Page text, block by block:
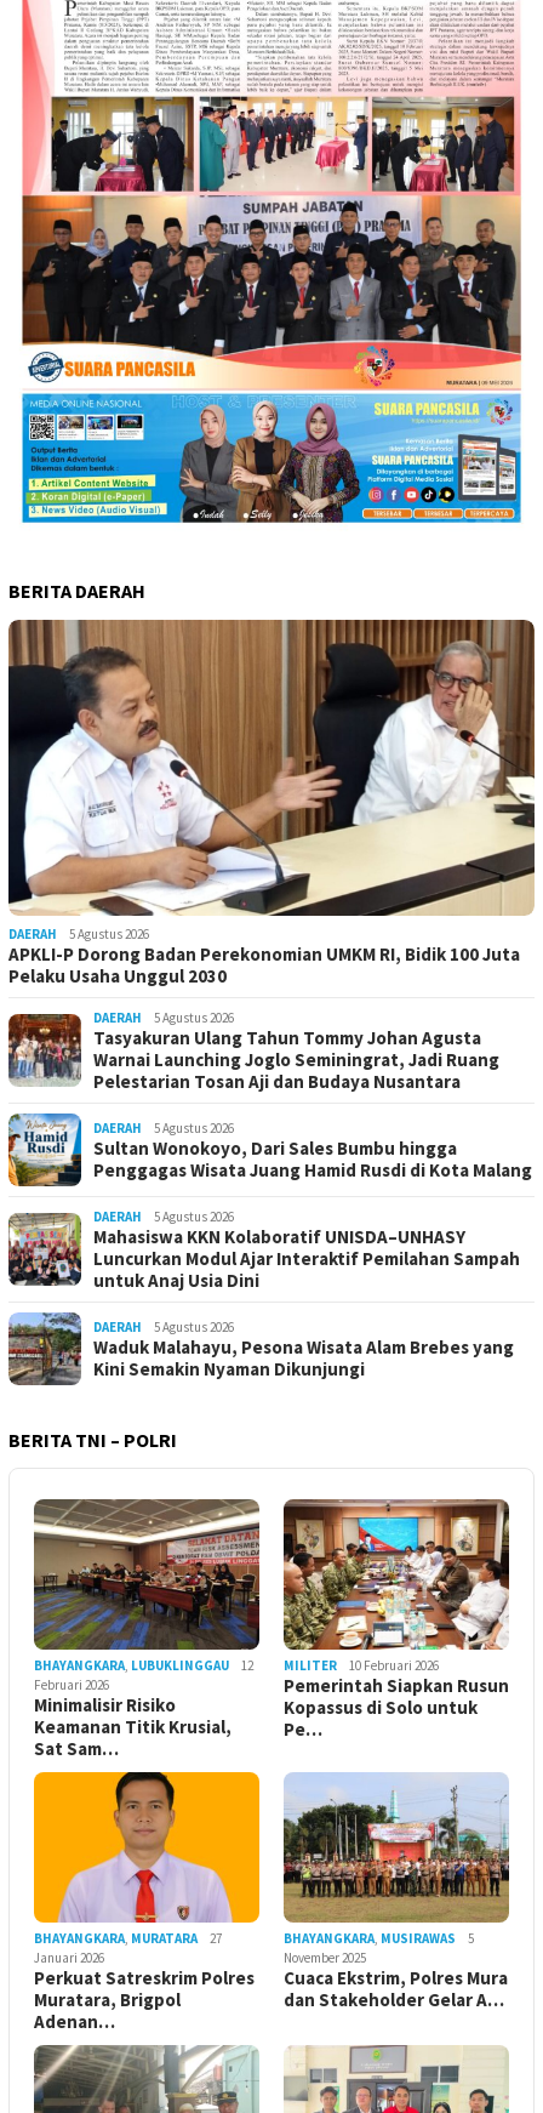
BERITA DAERAH
DAERAH 5 Agustus 2026
APKLI-P Dorong Badan Perekonomian UMKM RI, Bidik 100 Juta
Pelaku Usaha Unggul 2030
DAERAH 5 Agustus 2026
Tasyakuran Ulang Tahun Tommy Johan Agusta
Warnai Launching Joglo Seminingrat, Jadi Ruang
Pelestarian Tosan Aji dan Budaya Nusantara
DAERAH 5 Agustus 2026
Sultan Wonokoyo, Dari Sales Bumbu hingga
Penggagas Wisata Juang Hamid Rusdi di Kota Malang
DAERAH 5 Agustus 2026
Mahasiswa KKN Kolaboratif UNISDA–UNHASY
Luncurkan Modul Ajar Interaktif Pemilahan Sampah
untuk Anaj Usia Dini
DAERAH 5 Agustus 2026
Waduk Malahayu, Pesona Wisata Alam Brebes yang
Kini Semakin Nyaman Dikunjungi
BERITA TNI – POLRI
BHAYANGKARA, LUBUKLINGGAU
12
Februari 2026
Minimalisir Risiko
Keamanan Titik Krusial,
Sat Sam…
MILITER 10 Februari 2026
Pemerintah Siapkan Rusun
Kopassus di Solo untuk
Pe…
BHAYANGKARA, MURATARA
27
Januari 2026
Perkuat Satreskrim Polres
Muratara, Brigpol
Adenan…
BHAYANGKARA, MUSIRAWAS
5
November 2025
Cuaca Ekstrim, Polres Mura
dan Stakeholder Gelar A…